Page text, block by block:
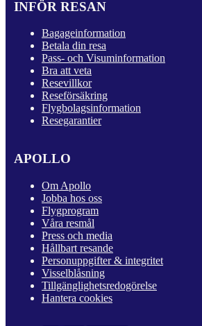
INFÖR RESAN
Bagageinformation
Betala din resa
Pass- och Visuminformation
Bra att veta
Resevillkor
Reseförsäkring
Flygbolagsinformation
Resegarantier
APOLLO
Om Apollo
Jobba hos oss
Flygprogram
Våra resmål
Press och media
Hållbart resande
Personuppgifter & integritet
Visselblåsning
Tillgänglighetsredogörelse
Hantera cookies